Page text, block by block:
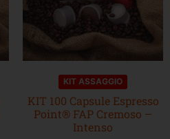
KIT ASSAGGIO
KIT 100 Capsule Espresso
Point® FAP Cremoso –
Intenso